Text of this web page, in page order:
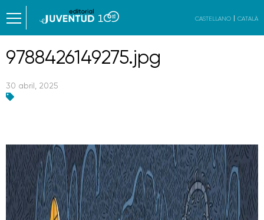
CASTELLANO CATALÀ
9788426149275.jpg
30 abril, 2025